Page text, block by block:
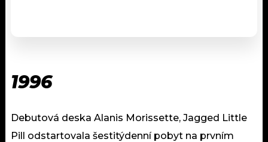
1996
Debutová deska Alanis Morissette, Jagged Little
Pill odstartovala šestitýdenní pobyt na prvním